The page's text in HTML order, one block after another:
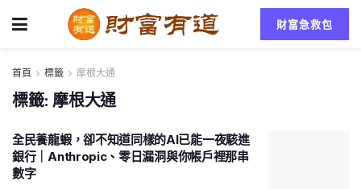
財富急救包
首頁 標籤 摩根大通
標籤:摩根大通
全民養龍蝦，卻不知道同樣的AI已能一夜駭進
銀行｜Anthropic、零日漏洞與你帳戶裡那串
數字